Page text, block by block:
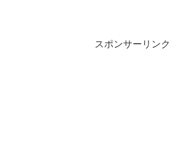
スポンサーリンク